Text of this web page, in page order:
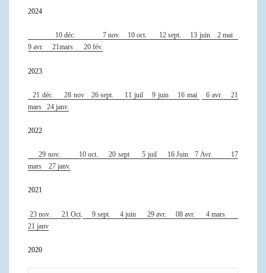
2024
10 déc. 7 nov. 10 oct. 12 sept. 13 juin
2 mai
9 avr.
21mars 20 fév.
2023
21 déc. 28 nov 26 sept. 11 juil 9 juin 16 mai 6 avr.
21
mars
24 janv.
2022
29 nov. 10 oct. 20 sept 5 juil 16 Juin7 Avr. 17
mars 27 janv.
2021
23 nov. 21 Oct 9 sept. 4 juin 29 avr. 08 avr.
4 mars
21 janv
2020